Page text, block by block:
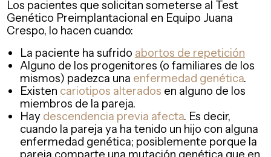
Los pacientes que solicitan someterse al Test
Genético Preimplantacional en Equipo Juana
Crespo, lo hacen cuando:
La paciente ha sufrido abortos de repetición
Alguno de los progenitores (o familiares de los
mismos) padezca una enfermedad genética.
Existen cariotipos alterados en alguno de los
miembros de la pareja.
Hay descendencia previa afecta. Es decir,
cuando la pareja ya ha tenido un hijo con alguna
enfermedad genética; posiblemente porque la
pareja comparte una mutación genética que en